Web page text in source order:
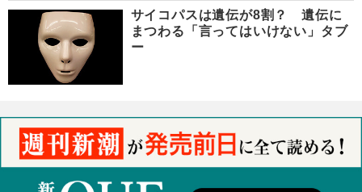
サイコパスは遺伝が8割？ 遺伝に
まつわる「言ってはいけない」タブ
ー